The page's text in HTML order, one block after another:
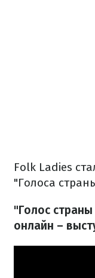
Folk Ladies
"Голоса
"Голос
онлайн –